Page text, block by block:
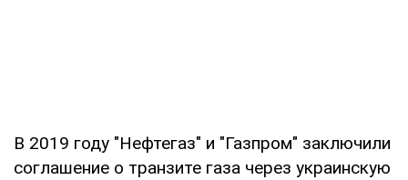
В 2019 году "Нефтегаз" и "Газпром" заключили
соглашение о транзите газа через украинскую